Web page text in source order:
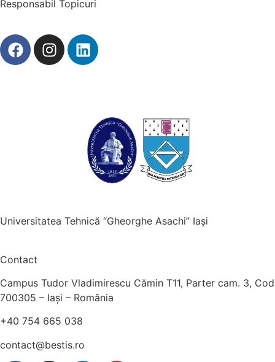
Responsabil Topicuri
Universitatea Tehnică “Gheorghe Asachi” Iași
Contact
Campus Tudor Vladimirescu Cămin T11, Parter cam. 3, Cod
700305 – Iași – România
+40 754 665 038
contact@bestis.ro